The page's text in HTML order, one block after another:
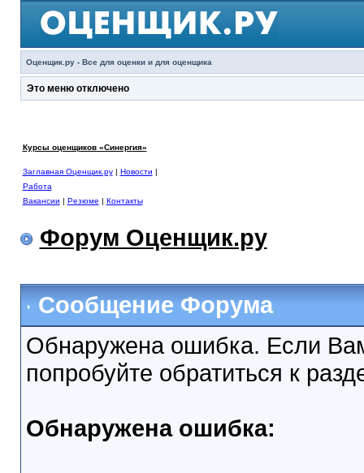
Оценщик.ру - Все для оценки и для оценщика
Это меню отключено
Курсы оценщиков «Синергия»
Заглавная Оценщик.ру| Новости |
Работа
Вакансии | Резюме | Контакты
Форум Оценщик.ру
Сообщение Форума
Обнаружена ошибка. Если
попробуйте обратиться к
Обнаружена ошибка: